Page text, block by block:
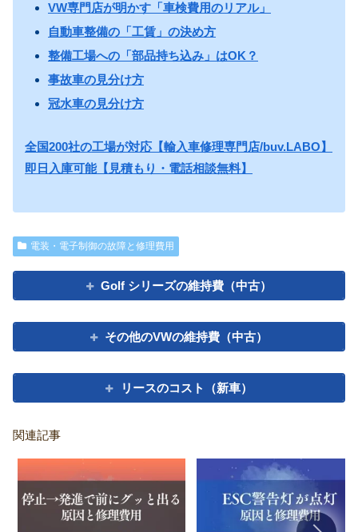
VW専門店が明かす「車検費用のリアル」
自動車整備の「工賃」の決め方
整備工場への「部品持ち込み」はOK？
事故車の見分け方
冠水車の見分け方
全国200社の工場が対応【輸入車修理専門店/buv.LABO】
即日入庫可能【見積もり・電話相談無料】
電装・電子制御の故障と修理費用
Golf シリーズの維持費（中古）
その他のVWの維持費（中古）
リースのコスト（新車）
関連記事